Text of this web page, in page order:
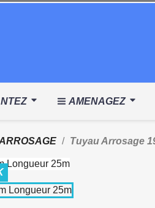
AMENAGEZ
Tuyau Arrosage